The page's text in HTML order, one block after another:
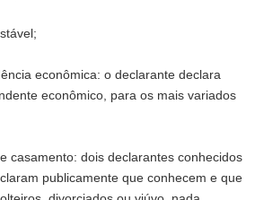
econômica: o declarante declara
econômico, para os mais variados
casamento: dois declarantes conhecidos
publicamente que conhecem e que